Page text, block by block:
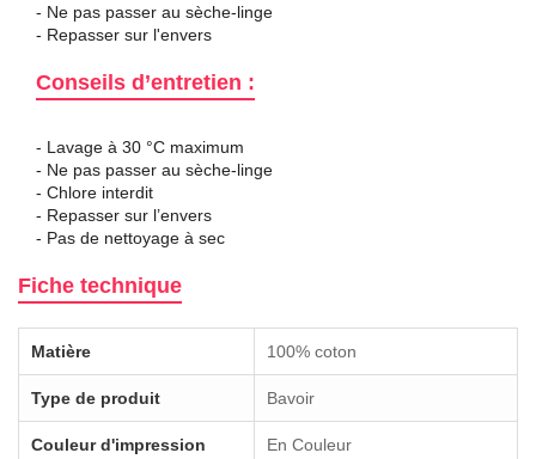
- Ne pas passer au sèche-linge
- Repasser sur l'envers
Conseils d’entretien :
- Lavage à 30 °C maximum
- Ne pas passer au sèche-linge
- Chlore interdit
- Repasser sur l’envers
- Pas de nettoyage à sec
Fiche technique
Matière 100% coton
Type de produit Bavoir
Couleur d'impression En Couleur